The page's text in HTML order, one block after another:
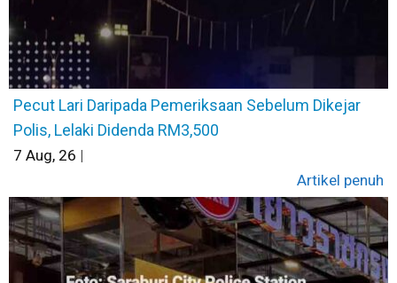
Pecut Lari Daripada Pemeriksaan Sebelum Dikejar
Polis, Lelaki Didenda RM3,500
7 Aug, 26 |
Artikel penuh